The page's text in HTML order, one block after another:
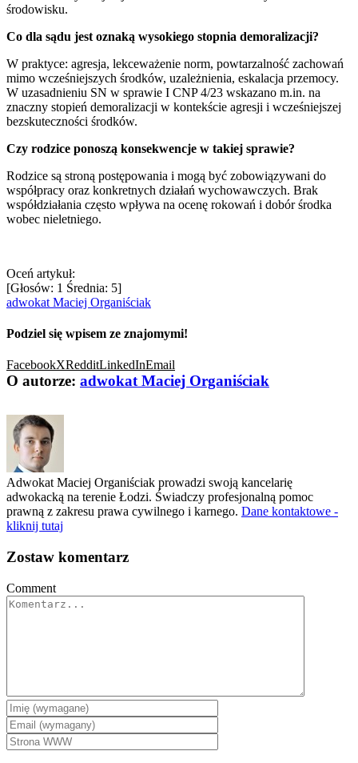
środowisku.
Co dla sądu jest oznaką wysokiego stopnia demoralizacji?
W praktyce: agresja, lekceważenie norm, powtarzalność zachowań
mimo wcześniejszych środków, uzależnienia, eskalacja przemocy.
W uzasadnieniu SN w sprawie I CNP 4/23 wskazano m.in. na
znaczny stopień demoralizacji w kontekście agresji i wcześniejszej
bezskuteczności środków.
Czy rodzice ponoszą konsekwencje w takiej sprawie?
Rodzice są stroną postępowania i mogą być zobowiązywani do
współpracy oraz konkretnych działań wychowawczych. Brak
współdziałania często wpływa na ocenę rokowań i dobór środka
wobec nieletniego.
Oceń artykuł:
[Głosów: 1 Średnia: 5]
adwokat Maciej Organiściak
Podziel się wpisem ze znajomymi!
FacebookXRedditLinkedInEmail
O autorze: adwokat Maciej Organiściak
Adwokat Maciej Organiściak prowadzi swoją kancelarię
adwokacką na terenie Łodzi. Świadczy profesjonalną pomoc
prawną z zakresu prawa cywilnego i karnego. Dane kontaktowe -
kliknij tutaj
Zostaw komentarz
Comment